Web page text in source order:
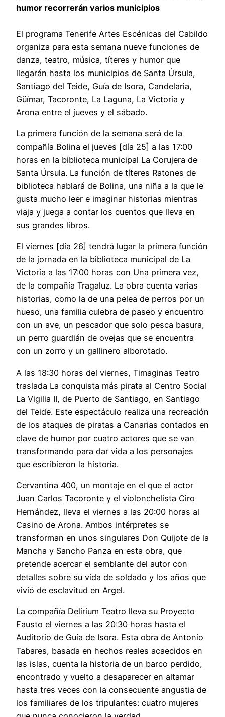
humor recorrerán varios municipios
El programa Tenerife Artes Escénicas del Cabildo
organiza para esta semana nueve funciones de
danza, teatro, música, títeres y humor que
llegarán hasta los municipios de Santa Úrsula,
Santiago del Teide, Guía de Isora, Candelaria,
Güímar, Tacoronte, La Laguna, La Victoria y
Arona entre el jueves y el sábado.
La primera función de la semana será de la
compañía Bolina el jueves [día 25] a las 17:00
horas en la biblioteca municipal La Corujera de
Santa Úrsula. La función de títeres Ratones de
biblioteca hablará de Bolina, una niña a la que le
gusta mucho leer e imaginar historias mientras
viaja y juega a contar los cuentos que lleva en
sus grandes libros.
El viernes [día 26] tendrá lugar la primera función
de la jornada en la biblioteca municipal de La
Victoria a las 17:00 horas con Una primera vez,
de la compañía Tragaluz. La obra cuenta varias
historias, como la de una pelea de perros por un
hueso, una familia culebra de paseo y encuentro
con un ave, un pescador que solo pesca basura,
un perro guardián de ovejas que se encuentra
con un zorro y un gallinero alborotado.
A las 18:30 horas del viernes, Timaginas Teatro
traslada La conquista más pirata al Centro Social
La Vigilia II, de Puerto de Santiago, en Santiago
del Teide. Este espectáculo realiza una recreación
de los ataques de piratas a Canarias contados en
clave de humor por cuatro actores que se van
transformando para dar vida a los personajes
que escribieron la historia.
Cervantina 400, un montaje en el que el actor
Juan Carlos Tacoronte y el violonchelista Ciro
Hernández, lleva el viernes a las 20:00 horas al
Casino de Arona. Ambos intérpretes se
transforman en unos singulares Don Quijote de la
Mancha y Sancho Panza en esta obra, que
pretende acercar el semblante del autor con
detalles sobre su vida de soldado y los años que
vivió de esclavitud en Argel.
La compañía Delirium Teatro lleva su Proyecto
Fausto el viernes a las 20:30 horas hasta el
Auditorio de Guía de Isora. Esta obra de Antonio
Tabares, basada en hechos reales acaecidos en
las islas, cuenta la historia de un barco perdido,
encontrado y vuelto a desaparecer en altamar
hasta tres veces con la consecuente angustia de
los familiares de los tripulantes: cuatro mujeres